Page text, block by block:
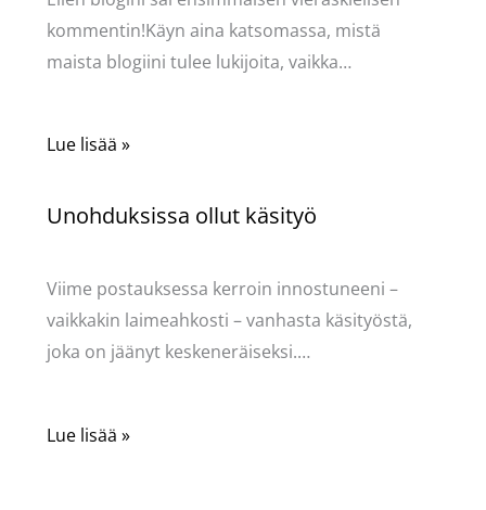
kommentin!Käyn aina katsomassa, mistä
maista blogiini tulee lukijoita, vaikka…
Lue lisää »
Unohduksissa ollut käsityö
Viime postauksessa kerroin innostuneeni –
vaikkakin laimeahkosti – vanhasta käsityöstä,
joka on jäänyt keskeneräiseksi.…
Lue lisää »